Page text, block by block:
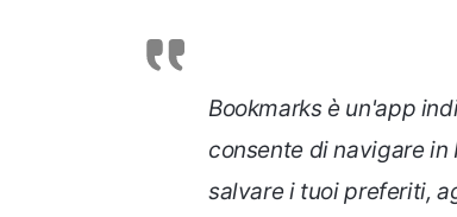
Bookmarks è un'app
consente di navigare in
salvare i tuoi preferiti,